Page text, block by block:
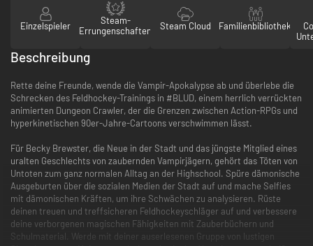
Einzelspieler
Steam-
Errungenschaften
Steam Cloud Familienbibliothek
Beschreibung
Rette deine Freunde, wende die Vampir-Apokalypse ab und überlebe die
Schrecken des Feldhockey-Trainings in #BLUD, einem herrlich verrückten
animierten Dungeon Crawler, der die Grenzen zwischen Action-RPGs und
hyperkinetischen 90er-Jahre-Cartoons verschwimmen lässt.
Für Becky Brewster, die Neue in der Stadt und das jüngste Mitglied eines
uralten Geschlechts von zaubernden Vampirjägern, gehört das Töten von
Untoten zum ganz normalen Alltag an der Highschool. Spüre dämonische
Ausgeburten über die sozialen Medien der Stadt auf und mache Selfies
mit dämonischen Kräften, um ihre Schwächen zu analysieren. Rüste
deinen treuen und treffsicheren Feldhockeyschläger auf und verbessere
deine verborgenen magischen Fähigkeiten mit Zauberbüchern und
Schulmaterial. Werde mit deiner auserlesenen Gruppe von lustigen